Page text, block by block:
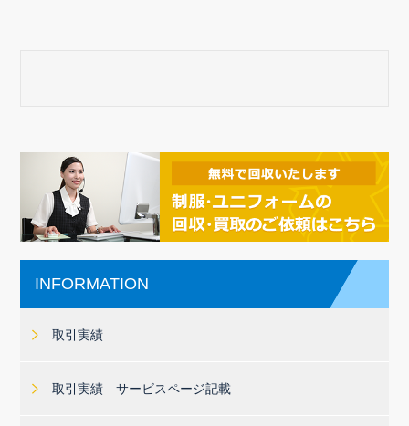
INFORMATION
取引実績
取引実績 サービスページ記載